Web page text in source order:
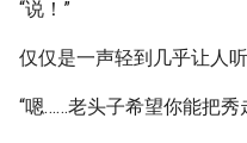
“说！”
仅仅是一声轻到几乎让人
“嗯……老头子希望你能把秀